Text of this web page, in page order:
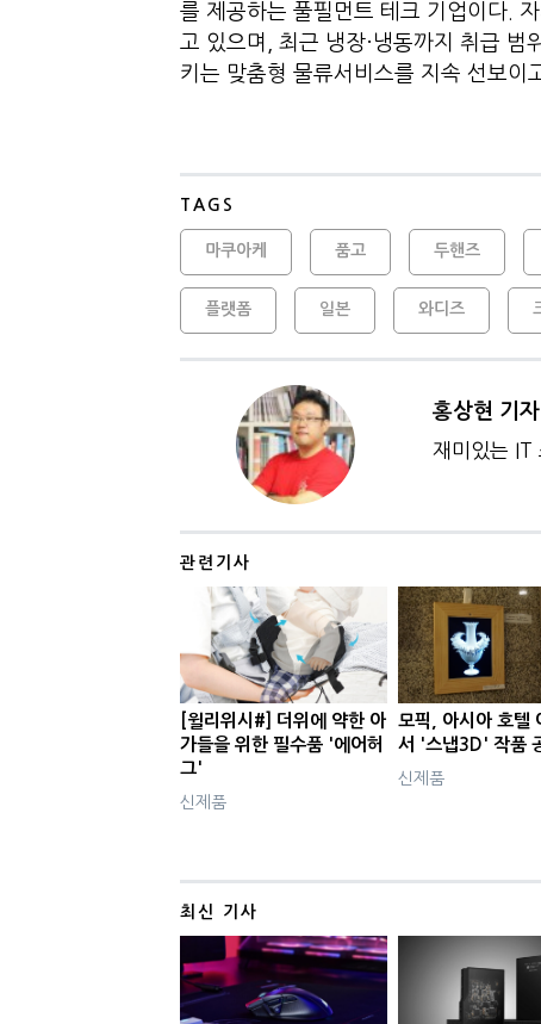
를 제공하는 풀필먼트 테크 기업이다.
고 있으며, 최근 냉장·냉동까지 취급 범
키는 맞춤형 물류서비스를 지속 선보이
TAGS
마쿠아케 품고 두핸즈
플랫폼 일본 와디즈
홍상현 기자
재미있는 IT
관련기사
[윌리위시#] 더위에 약한 아
가들을 위한 필수품 '에어허
그'
신제품
모픽, 아시아 호텔
서 '스냅3D' 작품
신제품
최신 기사